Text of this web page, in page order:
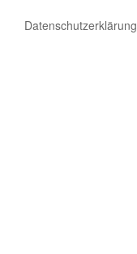
Datenschutzerklärung